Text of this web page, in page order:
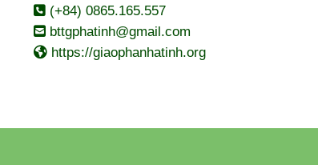
(+84) 0865.165.557
bttgphatinh@gmail.com
https://giaophanhatinh.org